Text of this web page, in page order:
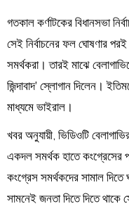
গতকাল কর্ণাটকের বিধানসভা
সেই নির্বাচনের ফল ঘোষণার
সমর্থকরা। তারই মাঝে
জিন্দাবাদ’ স্লোগান দিলেন।
মাধ্যমে ভাইরাল।
খবর অনুযায়ী, ভিডিওটি
একদল সমর্থক হাতে কংগ্রেসের
কংগ্রেস সমর্থকদের সামাল
সামনেই জনতা দিতে দিতে